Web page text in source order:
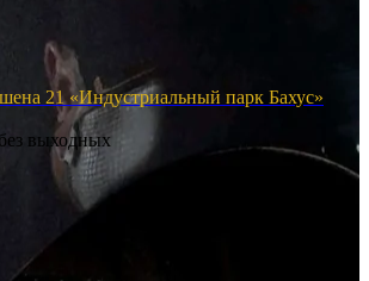
21 «Индустриальный парк Бахус»
выходных